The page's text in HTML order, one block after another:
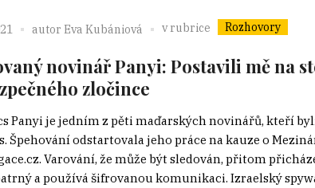
autor Eva Kubániová v rubrice Rozhovory
novinář Panyi: Postavili mě na
zločince
Panyi je jedním z pěti maďarských novinářů, kteří
Špehování odstartovala jeho práce na kauze o
Varování, že může být sledován, přitom
a používá šifrovanou komunikaci. Izraelský